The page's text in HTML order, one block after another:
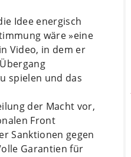
Idee energisch
wäre »eine
Video, in dem er
spielen und das
der Macht vor,
Front
Sanktionen gegen
Garantien für